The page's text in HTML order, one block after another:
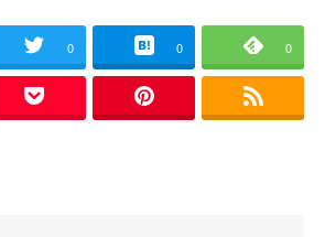
ai
l
e e
n
p
y
Li
n
0 0 0